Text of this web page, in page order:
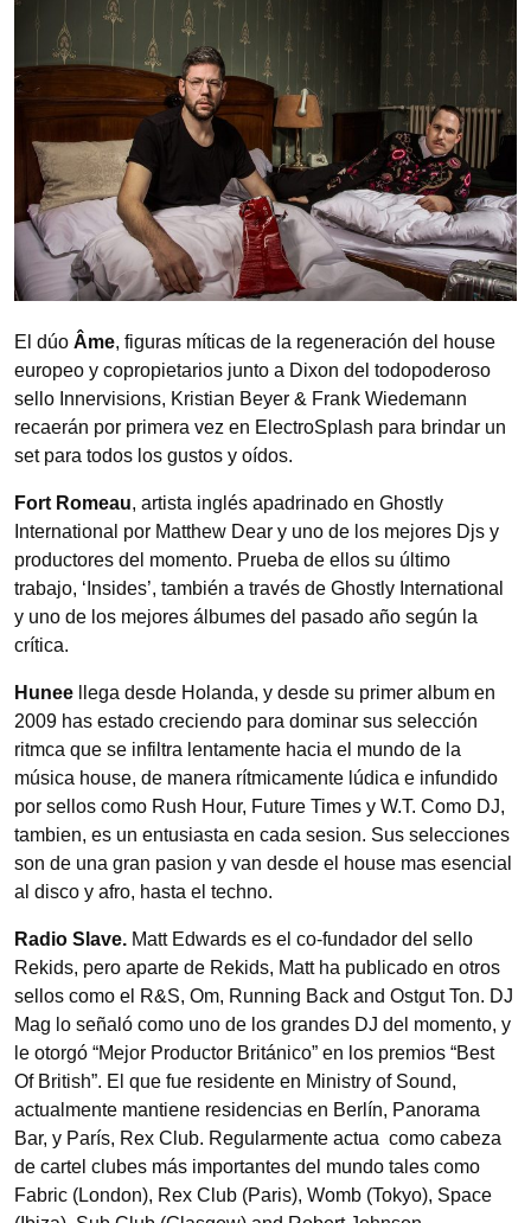
El dúo Âme, figuras míticas de la regeneración del house
europeo y copropietarios junto a Dixon del todopoderoso
sello Innervisions, Kristian Beyer & Frank Wiedemann
recaerán por primera vez en ElectroSplash para brindar un
set para todos los gustos y oídos.
Fort Romeau, artista inglés apadrinado en Ghostly
International por Matthew Dear y uno de los mejores Djs y
productores del momento. Prueba de ellos su último
trabajo, ‘Insides’, también a través de Ghostly International
y uno de los mejores álbumes del pasado año según la
crítica.
Hunee llega desde Holanda, y desde su primer album en
2009 has estado creciendo para dominar sus selección
ritmca que se infiltra lentamente hacia el mundo de la
música house, de manera rítmicamente lúdica e infundido
por sellos como Rush Hour, Future Times y W.T. Como DJ,
tambien, es un entusiasta en cada sesion. Sus selecciones
son de una gran pasion y van desde el house mas esencial
al disco y afro, hasta el techno.
Radio Slave. Matt Edwards es el co-fundador del sello
Rekids, pero aparte de Rekids, Matt ha publicado en otros
sellos como el R&S, Om, Running Back and Ostgut Ton. DJ
Mag lo señaló como uno de los grandes DJ del momento, y
le otorgó “Mejor Productor Británico” en los premios “Best
Of British”. El que fue residente en Ministry of Sound,
actualmente mantiene residencias en Berlín, Panorama
Bar, y París, Rex Club. Regularmente actua como cabeza
de cartel clubes más importantes del mundo tales como
Fabric (London), Rex Club (Paris), Womb (Tokyo), Space